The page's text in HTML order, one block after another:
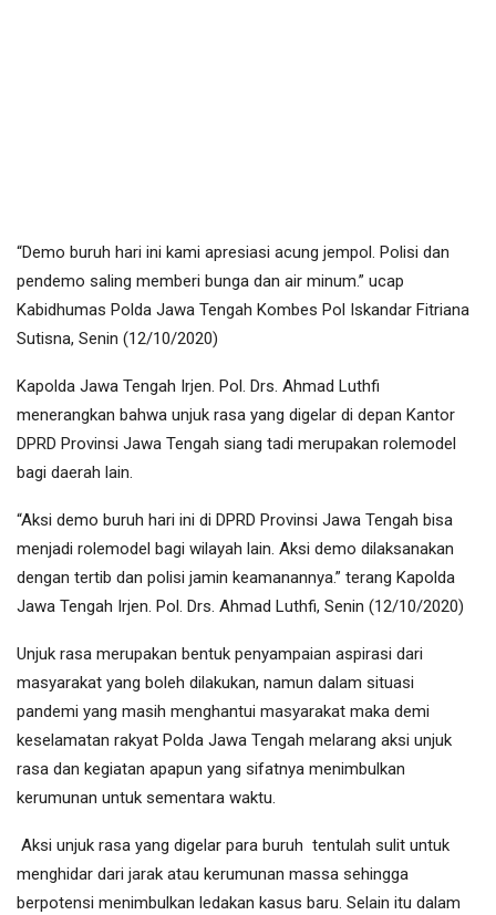
“Demo buruh hari ini kami apresiasi acung jempol. Polisi dan
pendemo saling memberi bunga dan air minum.” ucap
Kabidhumas Polda Jawa Tengah Kombes Pol Iskandar Fitriana
Sutisna, Senin (12/10/2020)
Kapolda Jawa Tengah Irjen. Pol. Drs. Ahmad Luthfi
menerangkan bahwa unjuk rasa yang digelar di depan Kantor
DPRD Provinsi Jawa Tengah siang tadi merupakan rolemodel
bagi daerah lain.
“Aksi demo buruh hari ini di DPRD Provinsi Jawa Tengah bisa
menjadi rolemodel bagi wilayah lain. Aksi demo dilaksanakan
dengan tertib dan polisi jamin keamanannya.” terang Kapolda
Jawa Tengah Irjen. Pol. Drs. Ahmad Luthfi, Senin (12/10/2020)
Unjuk rasa merupakan bentuk penyampaian aspirasi dari
masyarakat yang boleh dilakukan, namun dalam situasi
pandemi yang masih menghantui masyarakat maka demi
keselamatan rakyat Polda Jawa Tengah melarang aksi unjuk
rasa dan kegiatan apapun yang sifatnya menimbulkan
kerumunan untuk sementara waktu.
Aksi unjuk rasa yang digelar para buruh tentulah sulit untuk
menghidar dari jarak atau kerumunan massa sehingga
berpotensi menimbulkan ledakan kasus baru. Selain itu dalam